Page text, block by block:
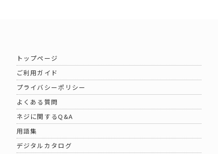
トップページ
ご利用ガイド
プライバシーポリシー
よくある質問
ネジに関するQ&A
用語集
デジタルカタログ